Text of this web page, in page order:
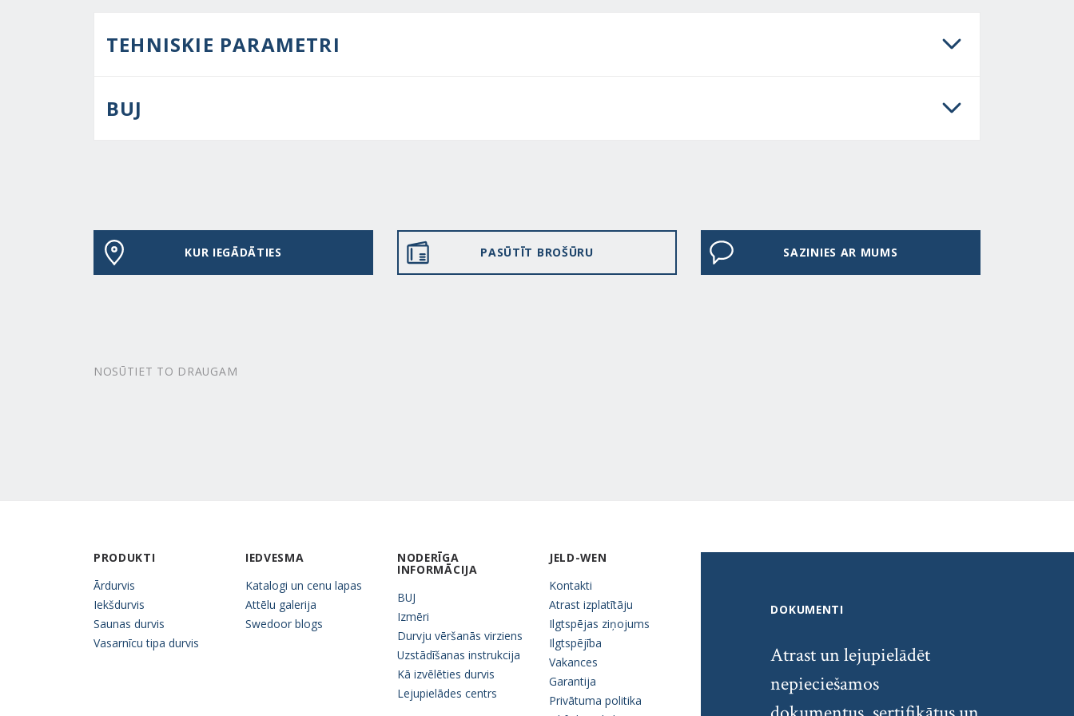
TEHNISKIE PARAMETRI
BUJ
KUR IEGĀDĀTIES PASŪTĪT BROŠŪRU SAZINIES AR MUMS
NOSŪTIET TO DRAUGAM
PRODUKTI
Ārdurvis
Iekšdurvis
Saunas durvis
Vasarnīcu tipa durvis
IEDVESMA
Katalogi un cenu lapas
Attēlu galerija
Swedoor blogs
NODERĪGA
INFORMĀCIJA
BUJ
Izmēri
Durvju vēršanās virziens
Uzstādīšanas instrukcija
Kā izvēlēties durvis
Lejupielādes centrs
JELD-WEN
Kontakti
Atrast izplatītāju
Ilgtspējas ziņojums
Ilgtspējība
Vakances
Garantija
Privātuma politika
DOKUMENTI
Atrast un lejupielādēt
nepieciešamos